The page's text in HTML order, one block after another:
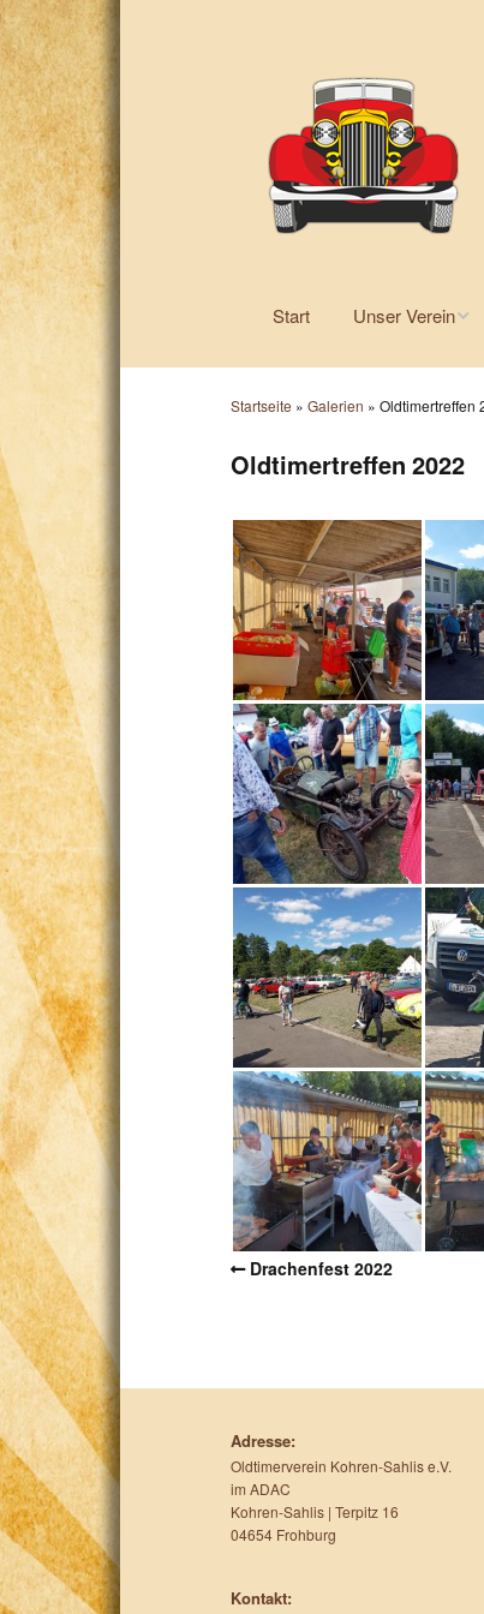
Start Unser Verein
Über uns
Vereinsgeschichte
Vereinsgebäude
Startseite » Galerien » Oldtimertreffen
Oldtimertreffen 2022
Drachenfest 2022
Adresse:
Oldtimerverein Kohren-Sahlis e.V.
im ADAC
Kohren-Sahlis | Terpitz 16
04654 Frohburg
Kontakt: